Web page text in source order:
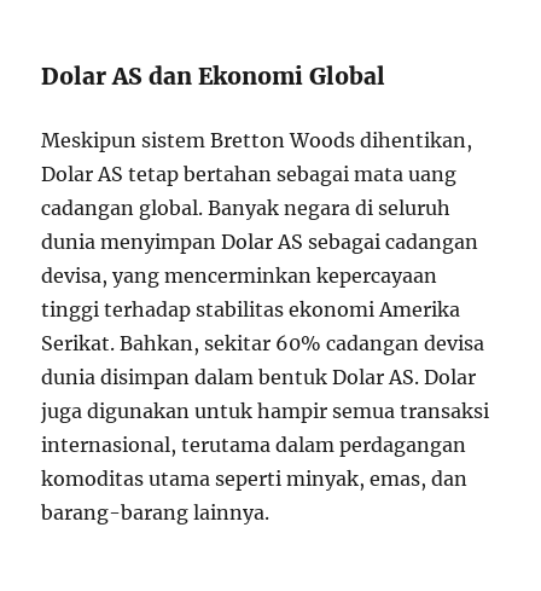
Dolar AS dan Ekonomi Global
Meskipun sistem Bretton Woods dihentikan,
Dolar AS tetap bertahan sebagai mata uang
cadangan global. Banyak negara di seluruh
dunia menyimpan Dolar AS sebagai cadangan
devisa, yang mencerminkan kepercayaan
tinggi terhadap stabilitas ekonomi Amerika
Serikat. Bahkan, sekitar 60% cadangan devisa
dunia disimpan dalam bentuk Dolar AS. Dolar
juga digunakan untuk hampir semua transaksi
internasional, terutama dalam perdagangan
komoditas utama seperti minyak, emas, dan
barang-barang lainnya.